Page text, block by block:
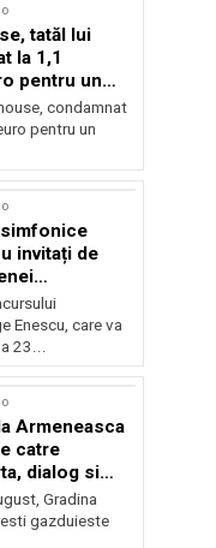
tatăl lui
la 1,1
pentru un
condamnat
pentru un
invitați de
ansambluri
de
2026
Enescu, care va
23...
Armeneasca
catre
dialog si
31 iulie si 2
Botanica din
Gradina
gazduieste